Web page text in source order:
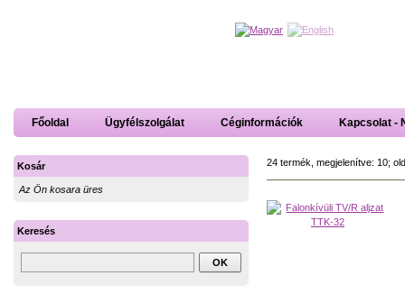
Főoldal Ügyfélszolgálat Céginformációk Kapcsolat -
24 termék, megjelenítve: 10;
Kosár
Az Ön kosara üres
Keresés